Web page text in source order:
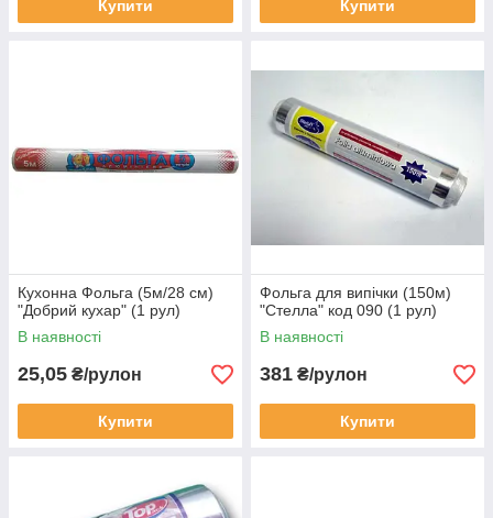
Купити Купити
Кухонна Фольга (5м/28 см)
"Добрий кухар" (1 рул)
В наявності
25,05 ₴/рулон
Купити
Фольга для випічки (150м)
"Стелла" код 090 (1 рул)
В наявності
381 ₴/рулон
Купити